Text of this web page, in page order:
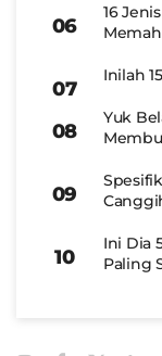
16
Inilah
Yuk
Ini Dia
Paling